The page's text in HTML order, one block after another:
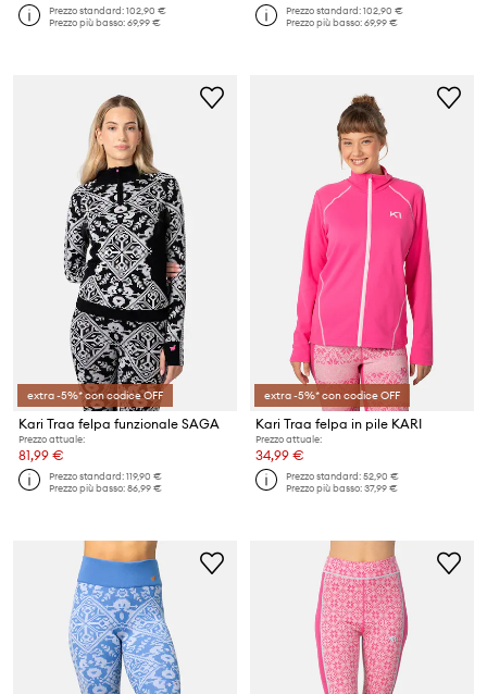
Prezzo standard:102,90 €
Prezzo più basso:69,99 €
Prezzo standard:102,90 €
Prezzo più basso:69,99 €
extra -5%* con codice OFF
Kari Traa felpa funzionale SAGA
Prezzo attuale:
81,99 €
Prezzo standard:119,90 €
Prezzo più basso:86,99 €
extra -5%* con codice OFF
Kari Traa felpa in pile KARI
Prezzo attuale:
34,99 €
Prezzo standard:52,90 €
Prezzo più basso:37,99 €